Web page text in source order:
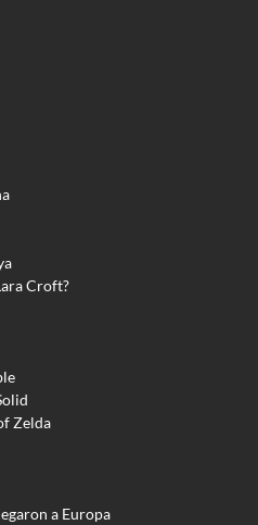
Croft?
Zelda
a Europa